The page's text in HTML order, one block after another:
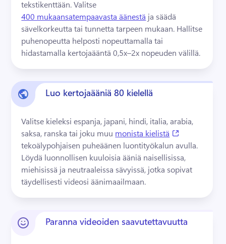
tekstikenttään. Valitse
400 mukaansatempaavasta äänestä ja säädä
sävelkorkeutta tai tunnetta tarpeen mukaan. Hallitse
puhenopeutta helposti nopeuttamalla tai
hidastamalla kertojaääntä 0,5x–2x nopeuden välillä.
Luo kertojaääniä 80 kielellä
Valitse kieleksi espanja, japani, hindi, italia, arabia,
saksa, ranska tai joku muu monista kielistä
Löydä luonnollisen kuuloisia ääniä naisellisissa,
miehisissä ja neutraaleissa sävyissä, jotka sopivat
täydellisesti videosi äänimaailmaan.
Paranna videoiden saavutettavuutta